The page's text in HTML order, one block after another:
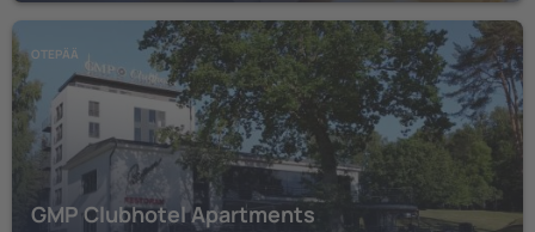
OTEPÄÄ
GMP Clubhotel Apartments